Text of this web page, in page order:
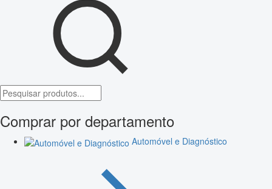
Comprar por departamento
Automóvel e Diagnóstico